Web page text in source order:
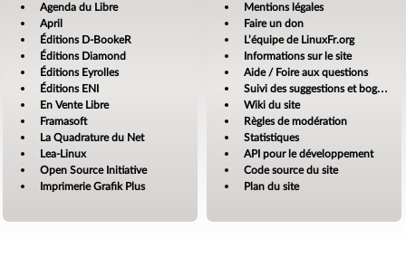
Agenda du Libre
April
Éditions D-BookeR
Éditions Diamond
Éditions Eyrolles
Éditions ENI
En Vente Libre
Framasoft
La Quadrature du Net
Lea-Linux
Open Source Initiative
Imprimerie Grafik Plus
Mentions légales
Faire un don
L’équipe de LinuxFr.org
Informations sur le site
Aide / Foire aux questions
Suivi des suggestions et bogues
Wiki du site
Règles de modération
Statistiques
API pour le développement
Code source du site
Plan du site